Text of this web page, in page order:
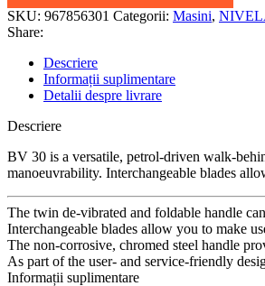
SKU: 967856301 Categorii: Masini,
Share:
Descriere
Informații suplimentare
Detalii despre livrare
Descriere
BV 30 is a versatile, petrol-driven walk-
manoeuvrability. Interchangeable blades
The twin de-vibrated and foldable handle
Interchangeable blades allow you to make
The non-corrosive, chromed steel handle
As part of the user- and service-friendly
Informații suplimentare